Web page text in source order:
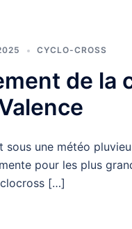
CYCLO-CROSS
de la
sous une météo
pour les plus
[…]